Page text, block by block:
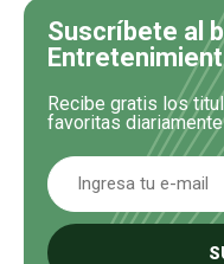
Suscríbete al
Recibe gratis los
favoritas